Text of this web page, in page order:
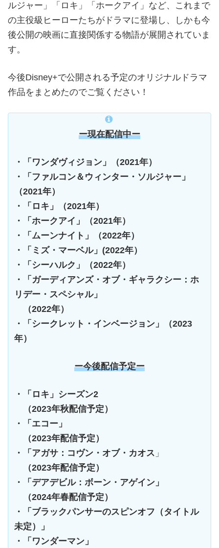
ルジャー」「ロキ」「ホークアイ」など、これまで
の主役級ヒーローたちがドラマに登場し、しかも今
後公開の映画に直接関係する物語が展開されていま
す。
今後Disney+で公開される予定のオリジナルドラマ
作品をまとめたのでご覧ください！
ー現在配信中ー
・「ワンダヴィジョン」（2021年）
・「ファルコン＆ウィンター・ソルジャー」
（2021年）
・「ロキ」（2021年）
・「ホークアイ」（2021年）
・「ムーンナイト」（2022年）
・「ミズ・マーベル」(2022年）
・「シーハルク」（2022年）
・「ガーディアンズ・オブ・ギャラクシー：ホ
リデー・スペシャル」
（2022年）
・「シークレット・インベージョン」（2023
年）
ー今後配信予定ー
・「ロキ」シーズン2
（2023年秋配信予定）
・「エコー」
（2023年配信予定）
・「アガサ：コヴン・オブ・カオス 」
（2023年配信予定）
・「デアデビル：ボーン・アゲイン」
（2024年春配信予定）
・「ブラックパンサーのスピンオフ（タイトル
未定）」
・「ワンダーマン」